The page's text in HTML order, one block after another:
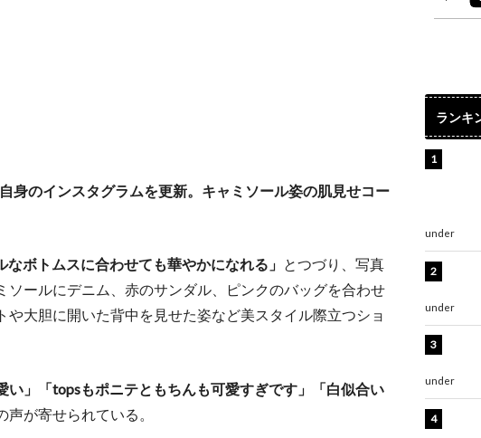
身のインスタグラムを更新。キャミソール姿の肌見せコー
ボトムスに合わせても華やかになれる」 とつづり、写真
ソールにデニム、赤のサンダル、ピンクのバッグを合わせ
大胆に開いた背中を見せた姿など美スタイル際立つショ
い」「topsもポニテともちんも可愛すぎです」「白似合い
声が寄せられている。
ランキ
under
under
under